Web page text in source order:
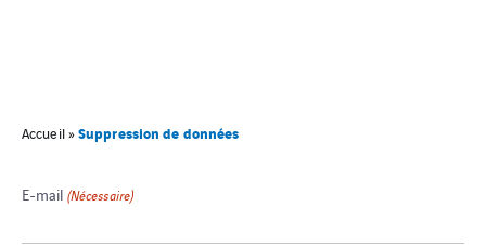
Accueil»Suppression de données
E-mail (Nécessaire)